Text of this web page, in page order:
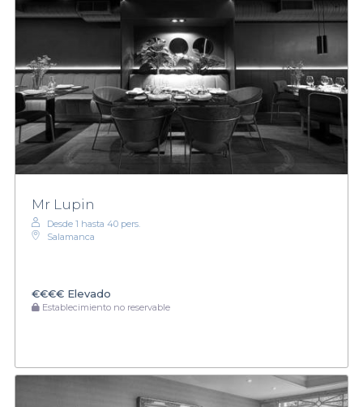
Mr Lupin
Desde 1 hasta 40 pers.
Salamanca
€€€€ Elevado
Establecimiento no reservable